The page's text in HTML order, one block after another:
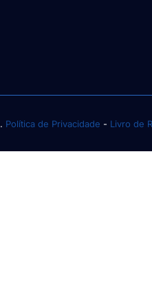
. Política de Privacidade - Livro de